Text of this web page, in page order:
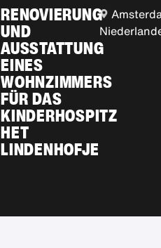
RENOVIERUNG
UND
AUSSTATTUNG
EINES
WOHNZIMMERS
FÜR DAS
KINDERHOSPITZ
HET
LINDENHOFJE